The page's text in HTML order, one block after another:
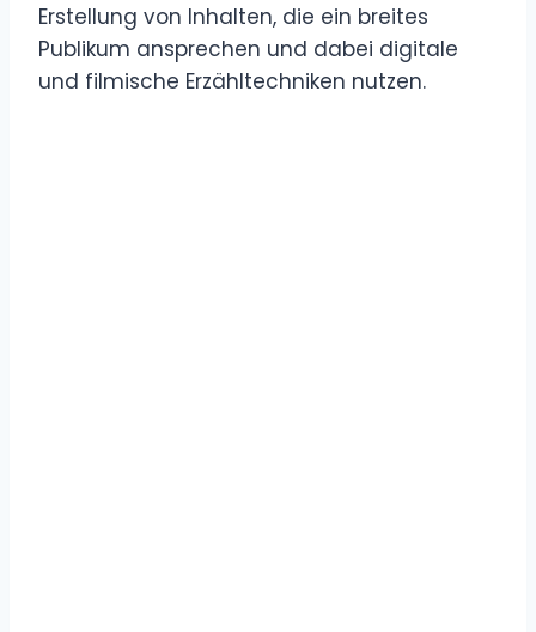
Erstellung von Inhalten, die ein breites
Publikum ansprechen und dabei digitale
und filmische Erzähltechniken nutzen.